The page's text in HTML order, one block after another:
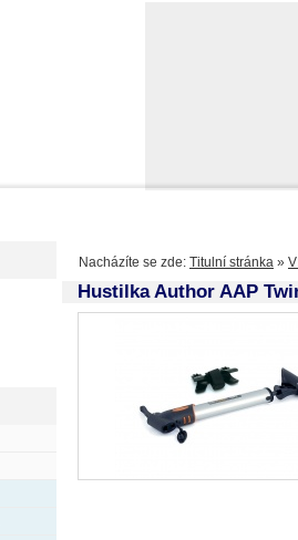
Nacházíte se zde: Titulní stránka »
Hustilka Author AAP